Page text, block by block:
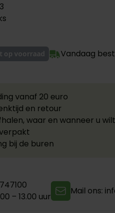
op voorraad Vandaag
vanaf 20 euro
en retour
waar en wanneer u wilt
bij de buren
– 13.00 uur
Mail ons: